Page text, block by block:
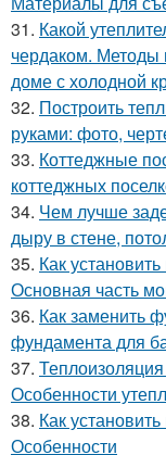
31. Какой
чердаком. Методы
доме с холодной
32. Построить
руками: фото,
33. Коттеджные
коттеджных
34. Чем лучше
дыру в стене,
35. Как
Основная часть
36. Как заменить
фундамента для
37.
Особенности
38. Как
Особенности